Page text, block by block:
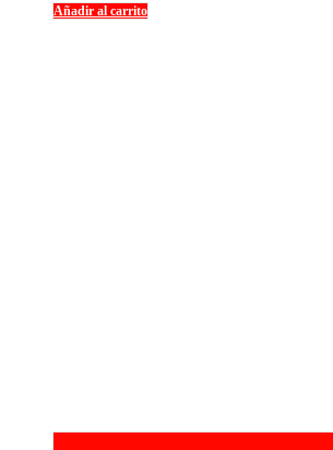
Añadir al carrito